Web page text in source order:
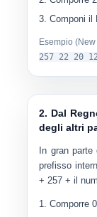
Componi il
Esempio
257 22 20
2. Dal
degli altri
In gran
prefisso
+ 257 + il
Comporre